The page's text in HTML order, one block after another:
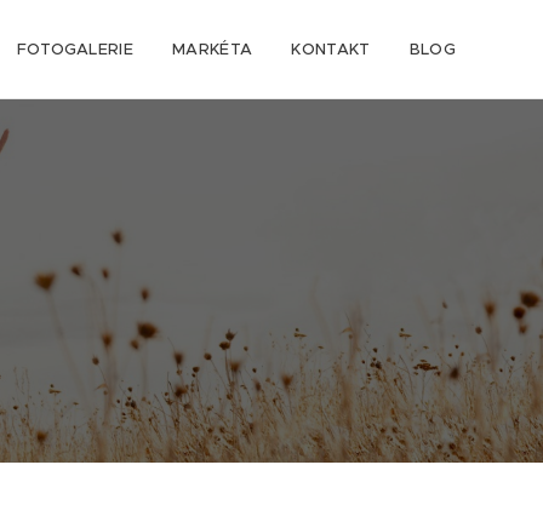
FOTOGALERIE MARKÉTA KONTAKT BLOG